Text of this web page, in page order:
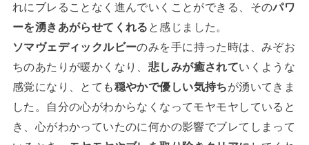
れにブレることなく進んでいくことができる、そのパワ
ーを湧きあがらせてくれる と感じました。
ソマヴェディックルビーのみを手に持った時は、みぞお
ちのあたりが暖かくなり、 悲しみが癒されていくような
感覚になり、とても穏やかで優しい気持ちが湧いてきま
した。自分の心がわからなくなってモヤモヤしていると
き、心がわかっていたのに何かの影響でブレてしまって